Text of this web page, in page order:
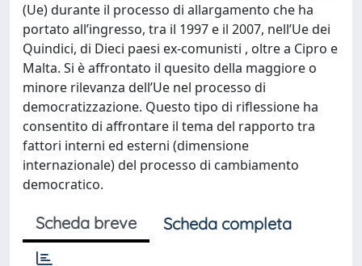
(Ue) durante il processo di allargamento che ha
portato all’ingresso, tra il 1997 e il 2007, nell’Ue dei
Quindici, di Dieci paesi ex-comunisti , oltre a Cipro e
Malta. Si è affrontato il quesito della maggiore o
minore rilevanza dell’Ue nel processo di
democratizzazione. Questo tipo di riflessione ha
consentito di affrontare il tema del rapporto tra
fattori interni ed esterni (dimensione
internazionale) del processo di cambiamento
democratico.
Scheda breve Scheda completa